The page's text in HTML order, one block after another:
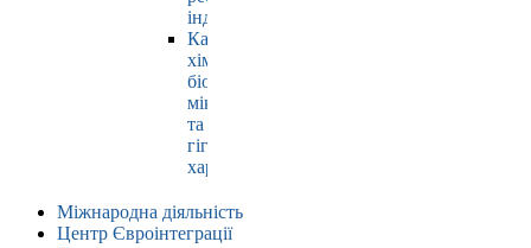
індустрії
Кафедра
хімії,
біохімії,
мікробіології
та
гігієни
харчування
Міжнародна діяльність
Центр Євроінтеграції